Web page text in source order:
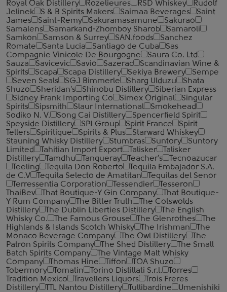
Royal Oak Distillery
Rozelieures RSD Whiskey
Rudolf
Jelinek
S & B Spirits Makers Saimaa Beverages
Saint
James
Saint-Remy Sakuramasamune
Sakurao
Samalens
Samarkand-Zhomboy Sharob
Samaroli
Samkon
Samson & Surrey SAN.foods
Sanchez
Romate
Santa Lucia Santiago de Cuba
Sas
Compagnie Vinicole De Bourgogne
Saura Co. Ltd
Sauza
Savicevic Savio Sazerac
Scandinavian Wine &
Spirits
Scapa Scapa Distillery Sekiya Brewery
Sempe
Seven Seals
SGJ Bimmerle Sharg Ulduzu
Shata
Shuzo
Sheridan's Shinobu Distillery
Siberian Express
Sidney Frank Importing Co
Simex Original
Singular
Spirits
Sipsmith Slaur International
Smokehead
Sodiko N. V.
Song Cai Distillery
Spencerfield Spirit
Speyside Distillery
SPI Group Spirit France
Spirit
Tellers
Spiritique Spirits & Plus
Starward Whiskey
Stauning Whisky Distillery
Stumbras Suntory
Suntory
Limited
Tahitian Import Export Talisker
Talisker
Distillery
Tamdhu Tanqueray Teacher's
Tecnoazucar
Teeling
Tequila Don Roberto
Tequila Embajador S.A.
de C.V
Tequila Selecto de Amatitan
Tequilas del Senor
Terressentia Corporation
Tessendier
Tesseron
ThaiBev
That Boutique-Y Gin Company
That Boutique-
Y Rum Company
The Bitter Truth
The Cotswolds
Distillery
The Dublin Liberties Distillery
The English
Whisky Co.
The Famous Grouse The Glenrothes
The
Highlands & Islands Scotch Whisky
The Irishman
The
Monaco Beverage Company
The Owl Distillery
The
Patron Spirits Company
The Shed Distillery
The Small
Batch Spirits Company
The Vintage Malt Whisky
Company
Thomas Hine Tiffon
TOA Shuzo
Tobermory
Tomatin Torino Distillati S.r.l.
Torres
Tradition Mexico
Travellers Liquors
Trois Freres
Distillery
TTL Nantou Distillery Tullibardine Umenishiki